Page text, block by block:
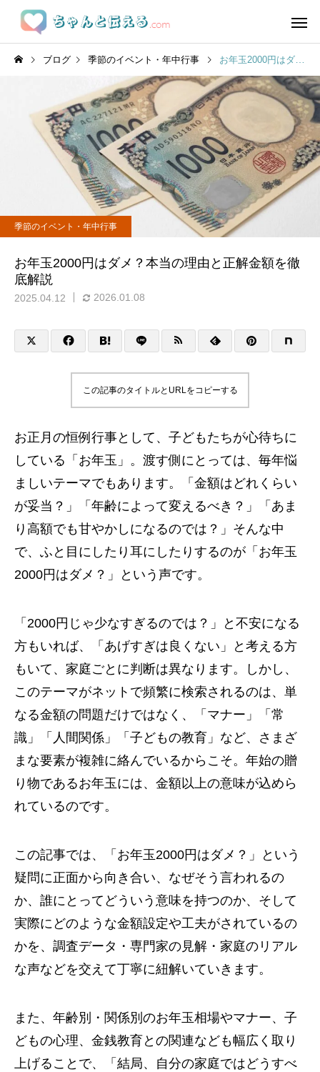
ブログ 季節のイベント・年中行事 お年玉2000円はダメ？本当の理由と正解金額を徹底解説
季節のイベント・年中行事
お年玉2000円はダメ？本当の理由と正解金額を徹
底解説
2025.04.12 2026.01.08
この記事のタイトルとURLをコピーする
お正月の恒例行事として、子どもたちが心待ちに
している「お年玉」。渡す側にとっては、毎年悩
ましいテーマでもあります。「金額はどれくらい
が妥当？」「年齢によって変えるべき？」「あま
り高額でも甘やかしになるのでは？」そんな中
で、ふと目にしたり耳にしたりするのが「お年玉
2000円はダメ？」という声です。
「2000円じゃ少なすぎるのでは？」と不安になる
方もいれば、「あげすぎは良くない」と考える方
もいて、家庭ごとに判断は異なります。しかし、
このテーマがネットで頻繁に検索されるのは、単
なる金額の問題だけではなく、「マナー」「常
識」「人間関係」「子どもの教育」など、さまざ
まな要素が複雑に絡んでいるからこそ。年始の贈
り物であるお年玉には、金額以上の意味が込めら
れているのです。
この記事では、「お年玉2000円はダメ？」という
疑問に正面から向き合い、なぜそう言われるの
か、誰にとってどういう意味を持つのか、そして
実際にどのような金額設定や工夫がされているの
かを、調査データ・専門家の見解・家庭のリアル
な声などを交えて丁寧に紐解いていきます。
また、年齢別・関係別のお年玉相場やマナー、子
どもの心理、金銭教育との関連なども幅広く取り
上げることで、「結局、自分の家庭ではどうすべ